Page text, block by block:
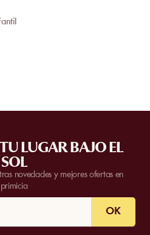
LUGAR BAJO EL
SOL
novedades y mejores ofertas en
primicia
OK